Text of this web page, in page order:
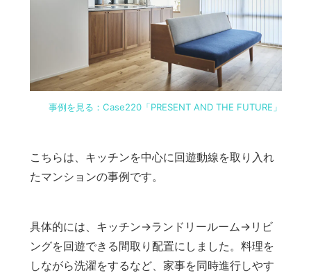
事例を見る：Case220「PRESENT AND THE FUTURE」
こちらは、キッチンを中心に回遊動線を取り入れ
たマンションの事例です。
具体的には、キッチン→ランドリールーム→リビ
ングを回遊できる間取り配置にしました。料理を
しながら洗濯をするなど、家事を同時進行しやす